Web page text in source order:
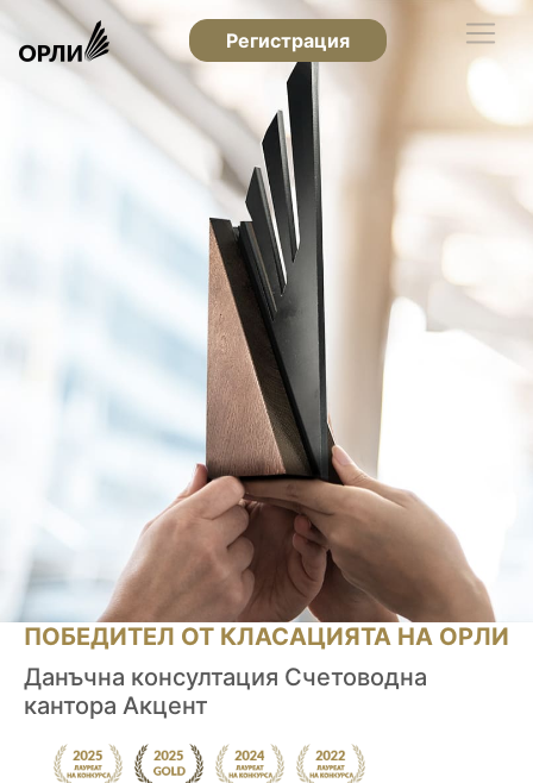
Регистрация
ПОБЕДИТЕЛ ОТ КЛАСАЦИЯТА НА ОРЛИ
Данъчна консултация Счетоводна
кантора Акцент